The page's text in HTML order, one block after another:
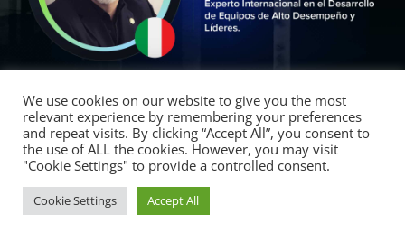
We use cookies on our website to give you the most
relevant experience by remembering your preferences
and repeat visits. By clicking “Accept All”, you consent to
the use of ALL the cookies. However, you may visit
"Cookie Settings" to provide a controlled consent.
Cookie Settings Accept All